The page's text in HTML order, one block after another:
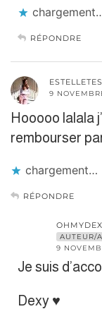
RÉPONDRE
9
Hooooo lalala
rembourser
chargement…
RÉPONDRE
AUTEUR/
9
Je suis
Dexy ♥